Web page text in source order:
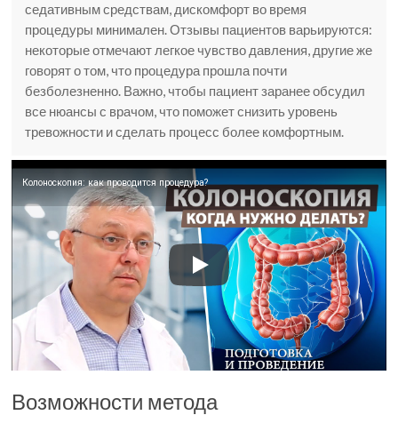
седативным средствам, дискомфорт во время
процедуры минимален. Отзывы пациентов варьируются:
некоторые отмечают легкое чувство давления, другие же
говорят о том, что процедура прошла почти
безболезненно. Важно, чтобы пациент заранее обсудил
все нюансы с врачом, что поможет снизить уровень
тревожности и сделать процесс более комфортным.
Колоноскопия: как проводится процедура?
Возможности метода